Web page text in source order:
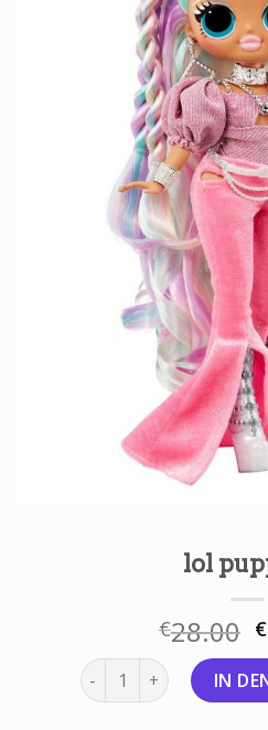
lol
€28.00 €
lol puppen MengeIN